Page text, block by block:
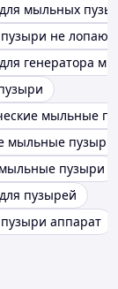
мыльных
не
генератора
мыльные
мыльные пузыри
пузыри
пузырей
аппарат